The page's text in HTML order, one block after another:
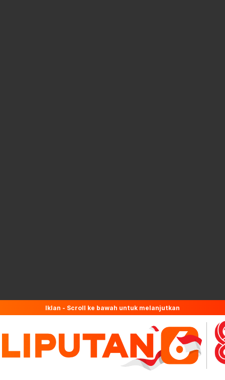
Iklan - Scroll ke bawah untuk melanjutkan